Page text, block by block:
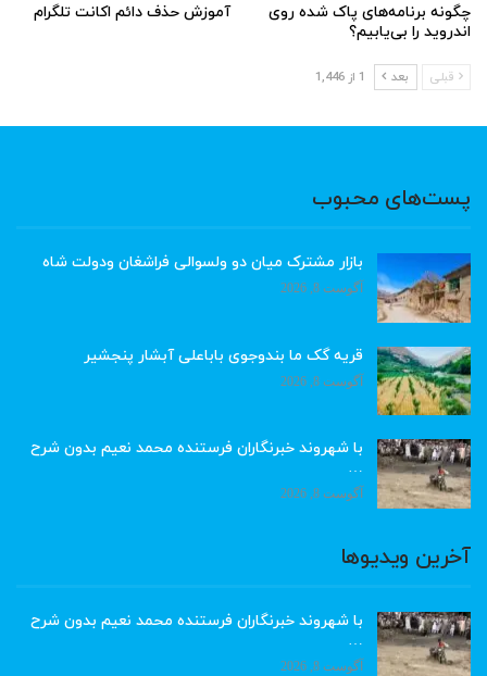
چگونه برنامه‌های پاک شده روی
اندروید را بی‌یابیم؟
آموزش حذف دائم اکانت تلگرام
قبلی بعد 1 از 1,446
پست‌های محبوب
بازار مشترک میان دو ولسوالی فراشغان ودولت شاه
آگوست 8, 2026
قریه گک ما بندوجوی باباعلی آبشار پنجشیر
آگوست 8, 2026
با شهروند خبرنگاران فرستنده محمد نعیم بدون شرح
…
آگوست 8, 2026
آخرین ویدیوها
با شهروند خبرنگاران فرستنده محمد نعیم بدون شرح
…
آگوست 8, 2026